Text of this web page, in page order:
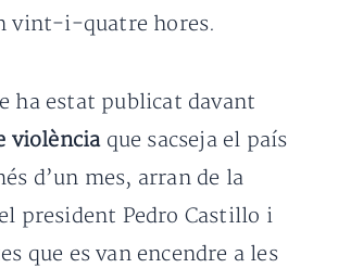
vint-i-quatre hores.
ha estat publicat davant
violènciaque sacseja el país
d’un mes, arran de la
president Pedro Castillo i
que es van encendre a les